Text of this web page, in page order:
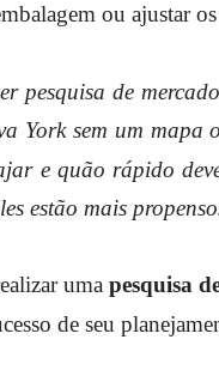
ou ajustar
pesquisa de
York sem um mapa
e quão rápido
estão mais
uma pesquisa
de seu